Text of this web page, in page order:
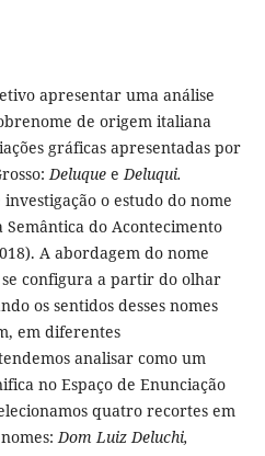
apresentar uma análise
de origem italiana
gráficas apresentadas por
DeluqueeDeluqui.
o estudo do nome
do Acontecimento
A abordagem do nome
configura a partir do olhar
os sentidos desses nomes
em diferentes
analisar como um
no Espaço de Enunciação
quatro recortes em
Dom Luiz Deluchi,